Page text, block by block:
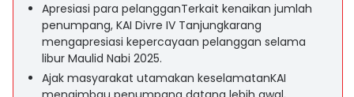
Apresiasi para pelangganTerkait kenaikan jumlah
penumpang, KAI Divre IV Tanjungkarang
mengapresiasi kepercayaan pelanggan selama
libur Maulid Nabi 2025.
Ajak masyarakat utamakan keselamatanKAI